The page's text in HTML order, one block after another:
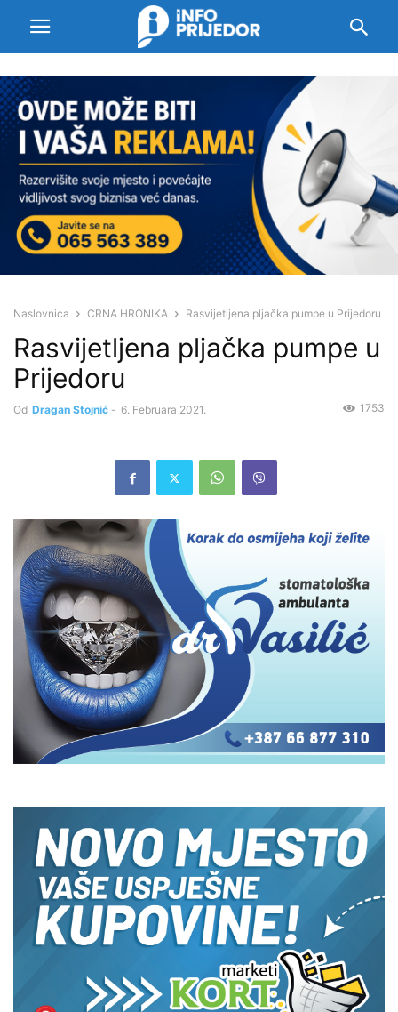
Naslovnica CRNA HRONIKA Rasvijetljena pljačka pumpe u Prijedoru
Rasvijetljena pljačka pumpe u
Prijedoru
Od Dragan Stojnić - 6. Februara 2021. 1753